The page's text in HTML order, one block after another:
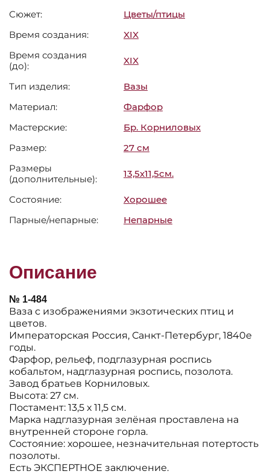
Сюжет:
Цветы/птицы
Время создания:
XIX
Время создания
(до):
XIX
Тип изделия:
Вазы
Материал:
Фарфор
Мастерские:
Бр. Корниловых
Размер:
27 см
Размеры
(дополнительные):
13,5х11,5см.
Состояние:
Хорошее
Парные/непарные:
Непарные
Описание
№ 1-484
Ваза с изображениями экзотических птиц и
цветов.
Императорская Россия, Санкт-Петербург, 1840е
годы.
Фарфор, рельеф, подглазурная роспись
кобальтом, надглазурная роспись, позолота.
Завод братьев Корниловых.
Высота: 27 см.
Постамент: 13,5 х 11,5 см.
Марка надглазурная зелëная проставлена на
внутренней стороне горла.
Состояние: хорошее, незначительная потертость
позолоты.
Есть ЭКСПЕРТНОЕ заключение.